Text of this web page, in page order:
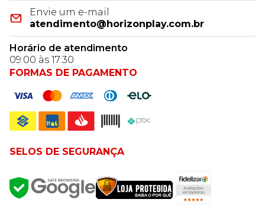
Envie um e-mail
atendimento@horizonplay.com.br
Horário de atendimento
09:00 às 17:30
FORMAS DE PAGAMENTO
SELOS DE SEGURANÇA